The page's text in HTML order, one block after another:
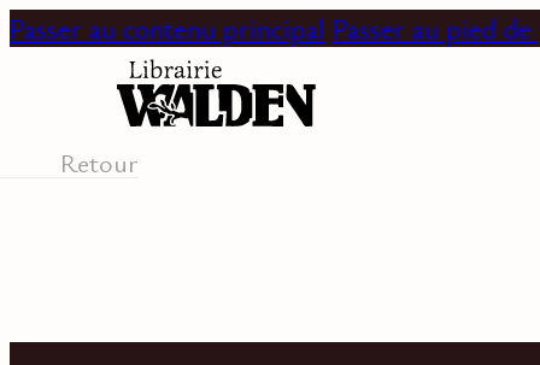
Passer au contenu principal Passer au pied de
Retour